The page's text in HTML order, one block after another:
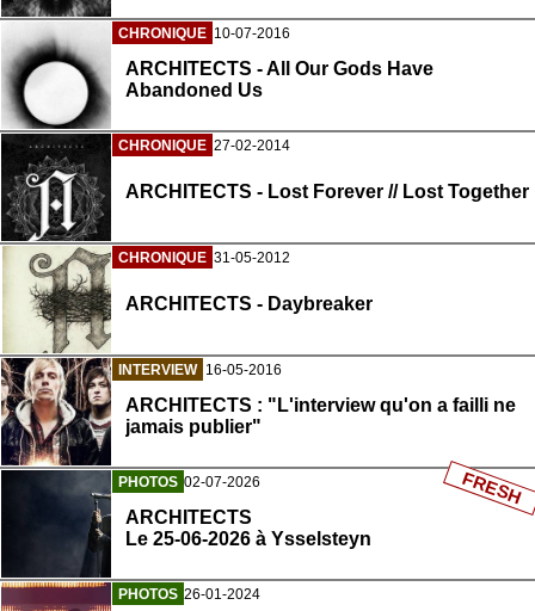
CHRONIQUE 10-07-2016
ARCHITECTS - All Our Gods Have
Abandoned Us
CHRONIQUE 27-02-2014
ARCHITECTS - Lost Forever // Lost Together
CHRONIQUE 31-05-2012
ARCHITECTS - Daybreaker
INTERVIEW 16-05-2016
ARCHITECTS : "L'interview qu'on a failli ne
jamais publier"
PHOTOS 02-07-2026
ARCHITECTS
Le 25-06-2026 à Ysselsteyn
FRESH
PHOTOS 26-01-2024